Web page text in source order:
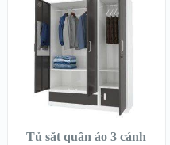
Tủ sắt quần áo 3 cánh
Thêm vào